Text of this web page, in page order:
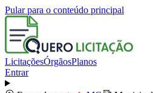
Pular para o conteúdo principal
LicitaçõesÓrgãosPlanos
Entrar